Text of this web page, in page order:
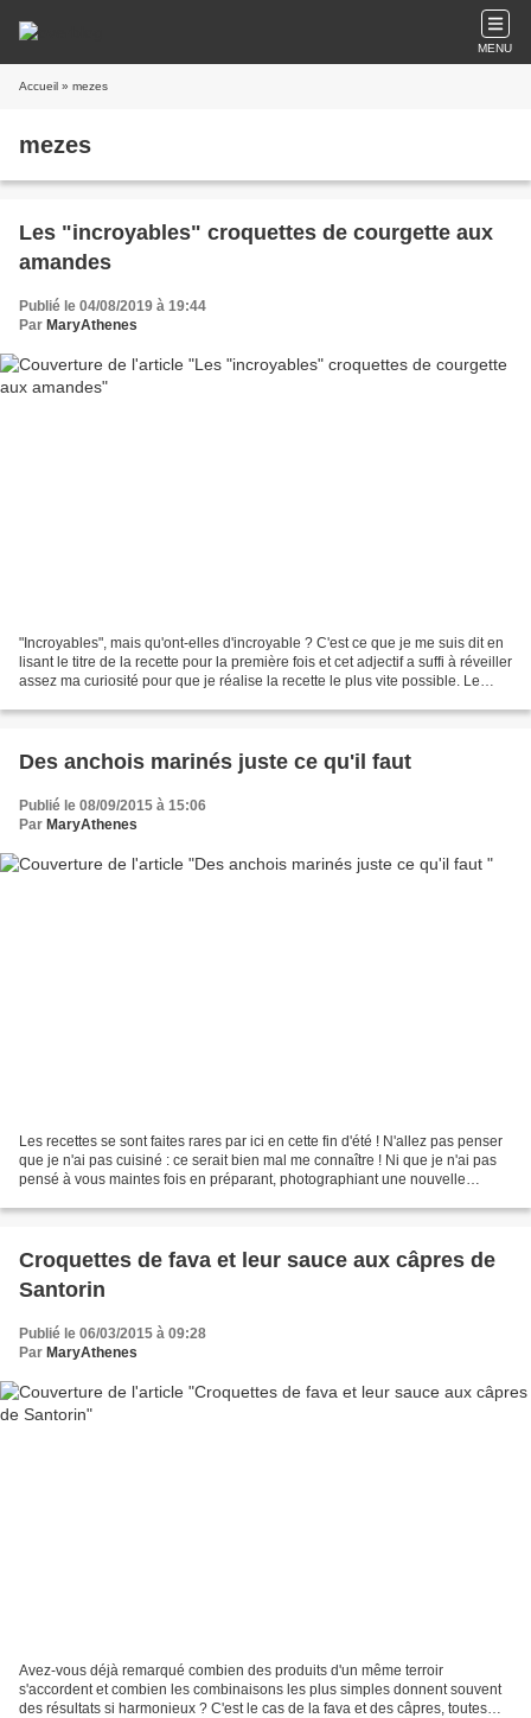
MENU
Accueil » mezes
mezes
Les "incroyables" croquettes de courgette aux
amandes
Publié le 04/08/2019 à 19:44
Par MaryAthenes
"Incroyables", mais qu'ont-elles d'incroyable ? C'est ce que je me suis dit en
lisant le titre de la recette pour la première fois et cet adjectif a suffi à réveiller
assez ma curiosité pour que je réalise la recette le plus vite possible. Le
Des anchois marinés juste ce qu'il faut
Publié le 08/09/2015 à 15:06
Par MaryAthenes
Les recettes se sont faites rares par ici en cette fin d'été ! N'allez pas penser
que je n'ai pas cuisiné : ce serait bien mal me connaître ! Ni que je n'ai pas
pensé à vous maintes fois en préparant, photographiant une nouvelle
Croquettes de fava et leur sauce aux câpres de
Santorin
Publié le 06/03/2015 à 09:28
Par MaryAthenes
Avez-vous déjà remarqué combien des produits d'un même terroir
s'accordent et combien les combinaisons les plus simples donnent souvent
des résultats si harmonieux ? C'est le cas de la fava et des câpres, toutes